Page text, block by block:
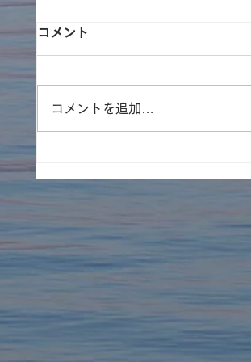
は『SHIMASATOMI』さん
コメント
コメントを追加…